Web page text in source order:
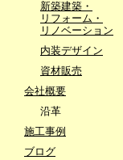
新築建築・
リフォーム・
リノベーション
内装デザイン
資材販売
会社概要
沿革
施工事例
ブログ